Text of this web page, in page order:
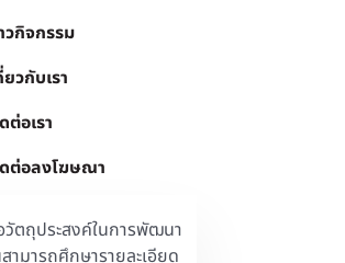
ตถุประสงค์ในการพัฒนา
มารถศึกษารายละเอียด
วกิจกรรม
ยวกับเรา
ต่อเรา
ต่อลงโฆษณา